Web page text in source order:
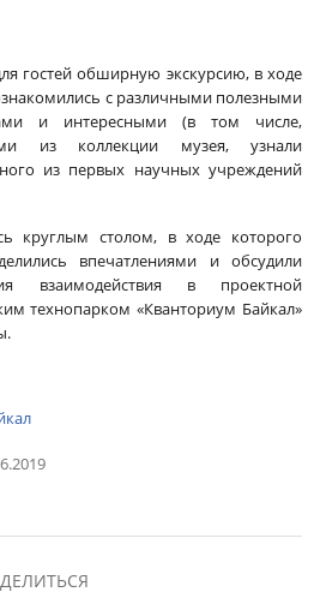
гостей обширную экскурсию, в ходе
с различными полезными
и интересными (в том числе,
из коллекции музея, узнали
из первых научных учреждений
круглым столом, в ходе которого
впечатлениями и обсудили
взаимодействия в проектной
технопарком «Кванториум Байкал»